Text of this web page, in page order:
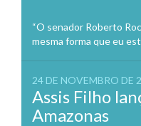
“O senador Roberto
mesma forma que eu
24 DE NOVEMBRO DE
Assis Filho
Amazonas